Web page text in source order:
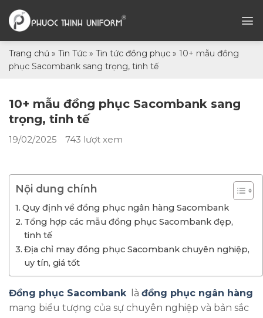
đến
dungTrang chủ » Tin Tức » Tin tức đồng phục » 10+ mẫu đồng
phục Sacombank sang trọng, tinh tế
10+ mẫu đồng phục Sacombank sang
trọng, tinh tế
19/02/2025 743 lượt xem
Nội dung chính
Quy định về đồng phục ngân hàng Sacombank
Tổng hợp các mẫu đồng phục Sacombank đẹp,
tinh tế
Địa chỉ may đồng phục Sacombank chuyên nghiệp,
uy tín, giá tốt
Đồng phục Sacombank là đồng phục ngân hàng
mang biểu tượng của sự chuyên nghiệp và bản sắc